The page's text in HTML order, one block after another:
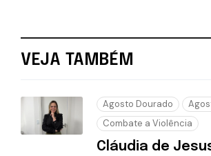
VEJA TAMBÉM
Agosto Dourado
Combate a Violência
Cláudia de